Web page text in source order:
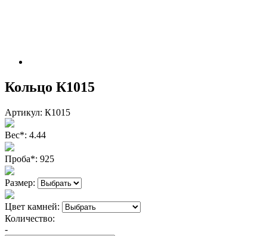
Кольцо К1015
Артикул: К1015
Вес*: 4.44
Проба*: 925
Размер:
Цвет камней:
Количество:
-